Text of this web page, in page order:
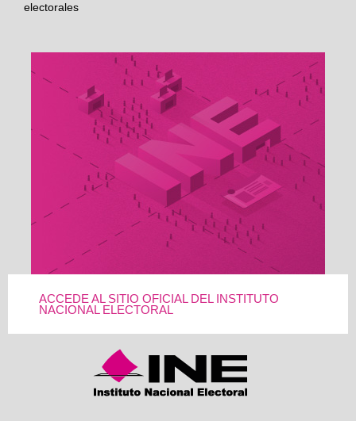
electorales
ACCEDE AL SITIO OFICIAL DEL INSTITUTO
NACIONAL ELECTORAL